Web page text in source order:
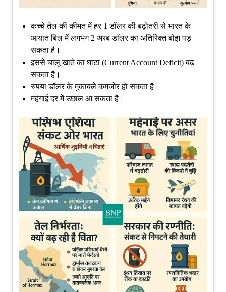
कच्चे तेल की कीमत में हर 1 डॉलर की बढ़ोतरी से भारत के
आयात बिल में लगभग 2 अरब डॉलर का अतिरिक्त बोझ पड़
सकता है।
इससे चालू खाते का घाटा (Current Account Deficit) बढ़
सकता है।
रुपया डॉलर के मुकाबले कमजोर हो सकता है।
महंगाई दर में उछाल आ सकता है।